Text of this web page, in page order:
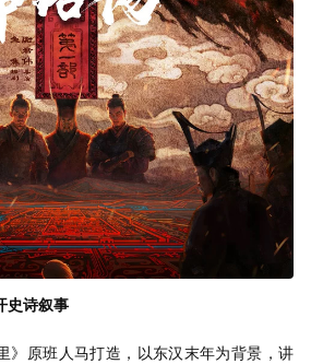
史诗叙事
》原班人马打造，以东汉末年为背景，讲